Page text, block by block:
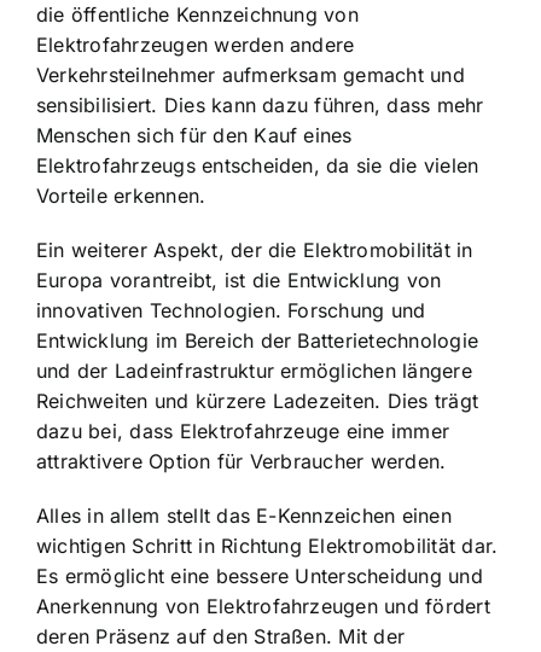
die öffentliche Kennzeichnung von
Elektrofahrzeugen werden andere
Verkehrsteilnehmer aufmerksam gemacht und
sensibilisiert. Dies kann dazu führen, dass mehr
Menschen sich für den Kauf eines
Elektrofahrzeugs entscheiden, da sie die vielen
Vorteile erkennen.
Ein weiterer Aspekt, der die Elektromobilität in
Europa vorantreibt, ist die Entwicklung von
innovativen Technologien. Forschung und
Entwicklung im Bereich der Batterietechnologie
und der Ladeinfrastruktur ermöglichen längere
Reichweiten und kürzere Ladezeiten. Dies trägt
dazu bei, dass Elektrofahrzeuge eine immer
attraktivere Option für Verbraucher werden.
Alles in allem stellt das E-Kennzeichen einen
wichtigen Schritt in Richtung Elektromobilität dar.
Es ermöglicht eine bessere Unterscheidung und
Anerkennung von Elektrofahrzeugen und fördert
deren Präsenz auf den Straßen. Mit der